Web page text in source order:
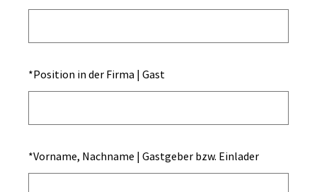
*Position in der Firma | Gast
*Vorname, Nachname | Gastgeber bzw. Einlader